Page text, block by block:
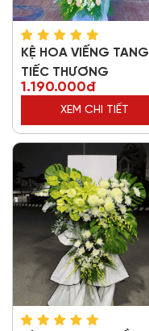
KỆ HOA VIẾNG TANG
TIẾC THƯƠNG
1.190.000đ
XEM CHI TIẾT